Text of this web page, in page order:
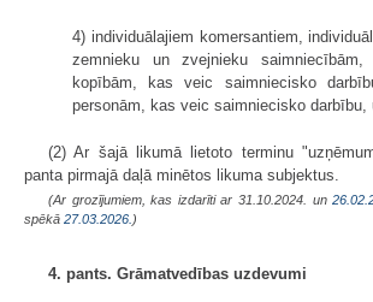
4) individuālajiem komersantiem,
zemnieku un zvejnieku
kopībām, kas veic saimniecisko
personām, kas veic saimniecisko darbību,
(2) Ar šajā likumā lietoto terminu
panta pirmajā daļā minētos likuma subjektus.
(Ar grozījumiem, kas izdarīti ar 31.10.2024. un
spēkā 27.03.2026. )
4. pants. Grāmatvedības uzdevumi